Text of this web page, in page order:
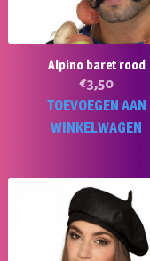
Alpino baret rood
€3,50
TOEVOEGEN AAN
WINKELWAGEN